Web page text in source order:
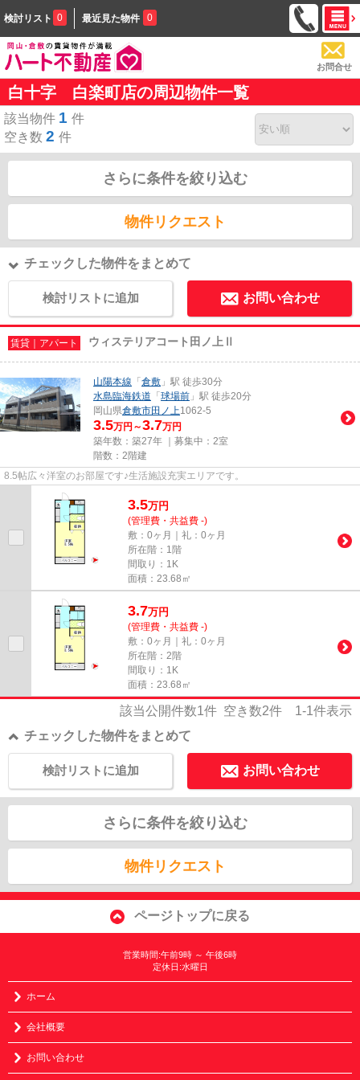
検討リスト 0 最近見た物件 0
お問合せ
白十字 白楽町店の周辺物件一覧
該当物件 1 件
空き数 2 件
さらに条件を絞り込む
物件リクエスト
チェックした物件をまとめて
検討リストに追加 お問い合わせ
賃貸｜アパート ウィステリアコート田ノ上Ⅱ
山陽本線 「 倉敷 」駅 徒歩30分
水島臨海鉄道 「 球場前 」駅 徒歩20分
岡山県倉敷市田ノ上1062-5
3.5万円～3.7万円
築年数：築27年 ｜募集中： 2室
階数：2階建
8.5帖広々洋室のお部屋です♪生活施設充実エリアです。
3.5万円
(管理費・共益費 -)
敷：0ヶ月｜礼：0ヶ月
所在階：1階
間取り：1K
面積：23.68㎡
3.7万円
(管理費・共益費 -)
敷：0ヶ月｜礼：0ヶ月
所在階：2階
間取り：1K
面積：23.68㎡
該当公開件数1件 空き数2件 1-1件表示
チェックした物件をまとめて
お問い合わせ
検討リストに追加
さらに条件を絞り込む
物件リクエスト
ページトップに戻る
営業時間:午前9時 ～ 午後6時
定休日:水曜日
ホーム
会社概要
お問い合わせ